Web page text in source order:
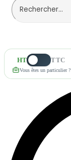
HT TTC
Vous êtes un particulier ?